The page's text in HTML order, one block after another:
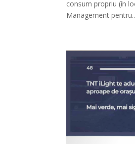
consum propriu (în
Management